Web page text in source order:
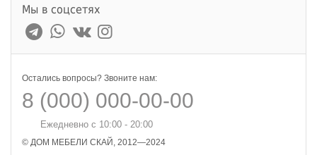
Мы в соцсетях
Остались вопросы? Звоните нам:
8 (000) 000-00-00
Ежедневно с 10:00 - 20:00
© ДОМ МЕБЕЛИ СКАЙ, 2012—2024